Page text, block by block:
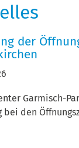
der
Garmisch-
bei den